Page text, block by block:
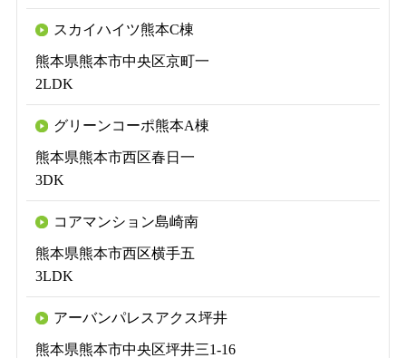
スカイハイツ熊本C棟
熊本県熊本市中央区京町一
2LDK
グリーンコーポ熊本A棟
熊本県熊本市西区春日一
3DK
コアマンション島崎南
熊本県熊本市西区横手五
3LDK
アーバンパレスアクス坪井
熊本県熊本市中央区坪井三1-16